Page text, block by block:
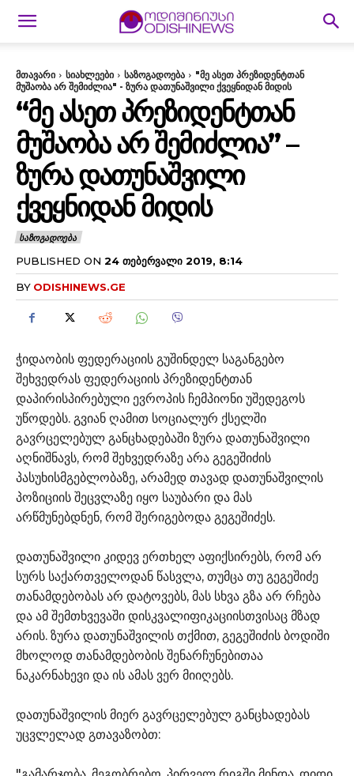
მთავარი სიახლეები საზოგადოება
"მე ასეთ პრეზიდენტთან
მუშაობა არ შემიძლია" - ზურა დათუნაშვილი ქვეყნიდან მიდის
“ᲛᲔ ᲐᲡᲔᲗ ᲞᲠᲔᲖᲘᲓᲔᲜᲢᲗᲐᲜ
ᲛᲣᲨᲐᲝᲑᲐ ᲐᲠ ᲨᲔᲛᲘᲫᲚᲘᲐ” –
ᲖᲣᲠᲐ ᲓᲐᲗᲣᲜᲐᲨᲕᲘᲚᲘ
ᲥᲕᲔᲧᲜᲘᲓᲐᲜ ᲛᲘᲓᲘᲡ
ᲡᲐᲖᲝᲒᲐᲓᲝᲔᲑᲐ
PUBLISHED ON 24 ᲗᲔᲑᲔᲠᲕᲐᲚᲘ 2019, 8:14
BY ODISHINEWS.GE
ჭიდაობის ფედერაციის გუშინდელ საგანგებო
შეხვედრას ფედერაციის პრეზიდენტთან
დაპირისპირებული ევროპის ჩემპიონი უშედეგოს
უწოდებს. გვიან ღამით სოციალურ ქსელში
გავრცელებულ განცხადებაში ზურა დათუნაშვილი
აღნიშნავს, რომ შეხვედრაზე არა გეგეშიძის
პასუხისმგებლობაზე, არამედ თავად დათუნაშვილის
პოზიციის შეცვლაზე იყო საუბარი და მას
არწმუნებდნენ, რომ შერიგებოდა გეგეშიძეს.
დათუნაშვილი კიდევ ერთხელ აფიქსირებს, რომ არ
სურს საქართველოდან წასვლა, თუმცა თუ გეგეშიძე
თანამდებობას არ დატოვებს, მას სხვა გზა არ რჩება
და ამ შემთხვევაში დისკვალიფიკაციისთვისაც მზად
არის. ზურა დათუნაშვილის თქმით, გეგეშიძის ბოდიში
მხოლოდ თანამდებობის შენარჩუნებითაა
ნაკარნახევი და ის ამას ვერ მიიღებს.
დათუნაშვილის მიერ გავრცელებულ განცხადებას
უცვლელად გთავაზობთ: